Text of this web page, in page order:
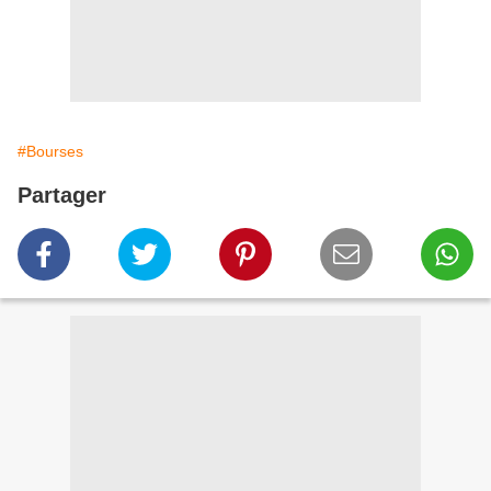
#Bourses
Partager